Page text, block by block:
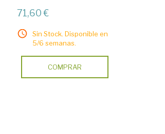
71,60 €
Sin Stock. Disponible en
5/6 semanas.
COMPRAR